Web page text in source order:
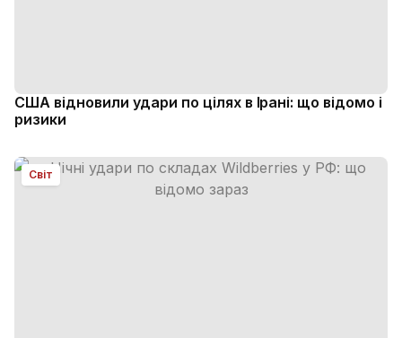
США відновили удари по цілях в Ірані: що відомо і
ризики
Світ